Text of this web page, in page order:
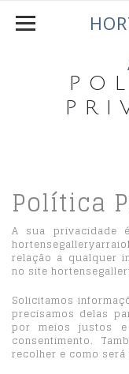
Política
A sua privacidade
relação a qualquer
no site
Solicitamos
precisamos delas
por meios justos
consentimento.
recolher e como será